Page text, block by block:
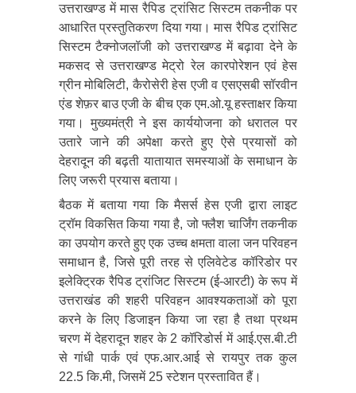
उत्तराखण्ड में मास रैपिड ट्रांसिट सिस्टम तकनीक पर
आधारित प्रस्तुतिकरण दिया गया। मास रैपिड ट्रांसिट
सिस्टम टैक्नोजलॉजी को उत्तराखण्ड में बढ़ावा देने के
मकसद से उत्तराखण्ड मेट्रो रेल कारपोरेशन एवं हेस
ग्रीन मोबिलिटी, कैरोसेरी हेस एजी व एसएसबी सॉरवीन
एंड शेफ़र बाउ एजी के बीच एक एम.ओ.यू हस्ताक्षर किया
गया। मुख्यमंत्री ने इस कार्ययोजना को धरातल पर
उतारे जाने की अपेक्षा करते हुए ऐसे प्रयासों को
देहरादून की बढ़ती यातायात समस्याओं के समाधान के
लिए जरूरी प्रयास बताया।
बैठक में बताया गया कि मैसर्स हेस एजी द्वारा लाइट
ट्रॉम विकसित किया गया है, जो फ्लैश चार्जिंग तकनीक
का उपयोग करते हुए एक उच्च क्षमता वाला जन परिवहन
समाधान है, जिसे पूरी तरह से एलिवेटेड कॉरिडोर पर
इलेक्ट्रिक रैपिड ट्रांजिट सिस्टम (ई-आरटी) के रूप में
उत्तराखंड की शहरी परिवहन आवश्यकताओं को पूरा
करने के लिए डिजाइन किया जा रहा है तथा प्रथम
चरण में देहरादून शहर के 2 कॉरिडोर्स में आई.एस.बी.टी
से गांधी पार्क एवं एफ.आर.आई से रायपुर तक कुल
22.5 कि.मी, जिसमें 25 स्टेशन प्रस्तावित हैं।